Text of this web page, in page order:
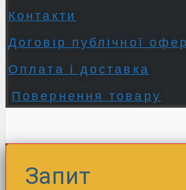
Контакти
Договір публічної
Оплата і доставка
Повернення товару
Запит